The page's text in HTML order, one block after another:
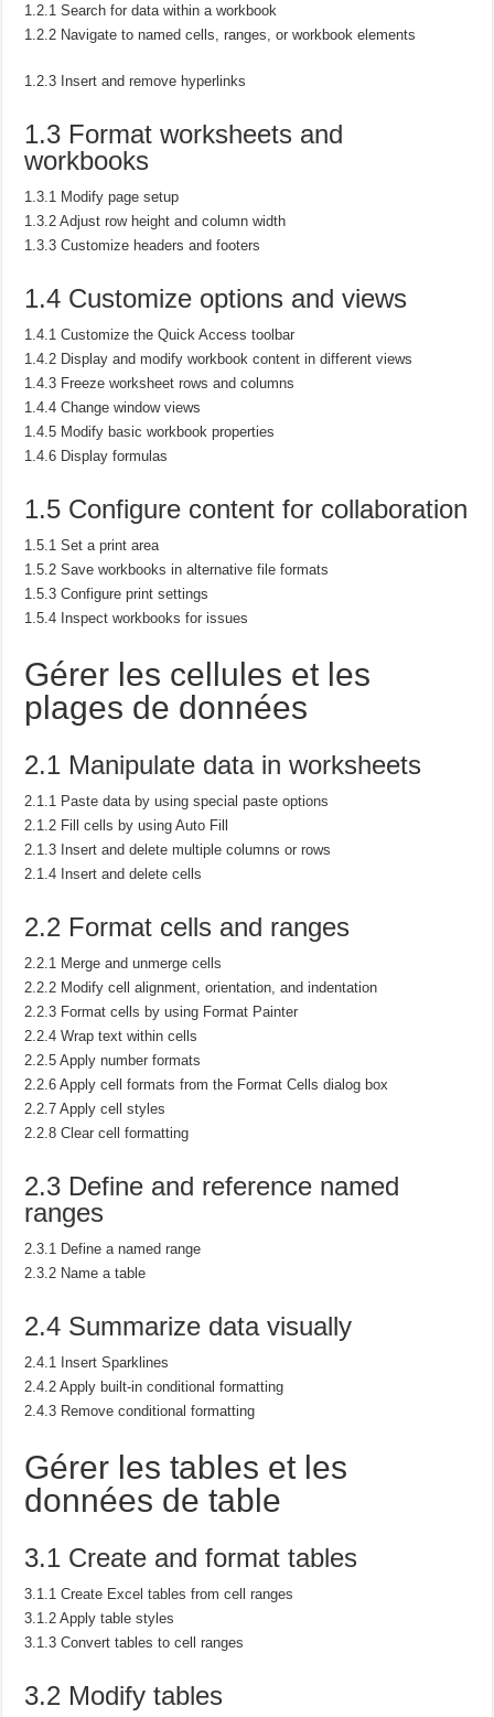
1.2.1 Search for data within a workbook
1.2.2 Navigate to named cells, ranges, or workbook elements
1.2.3 Insert and remove hyperlinks
1.3 Format worksheets and
workbooks
1.3.1 Modify page setup
1.3.2 Adjust row height and column width
1.3.3 Customize headers and footers
1.4 Customize options and views
1.4.1 Customize the Quick Access toolbar
1.4.2 Display and modify workbook content in different views
1.4.3 Freeze worksheet rows and columns
1.4.4 Change window views
1.4.5 Modify basic workbook properties
1.4.6 Display formulas
1.5 Configure content for collaboration
1.5.1 Set a print area
1.5.2 Save workbooks in alternative file formats
1.5.3 Configure print settings
1.5.4 Inspect workbooks for issues
Gérer les cellules et les
plages de données
2.1 Manipulate data in worksheets
2.1.1 Paste data by using special paste options
2.1.2 Fill cells by using Auto Fill
2.1.3 Insert and delete multiple columns or rows
2.1.4 Insert and delete cells
2.2 Format cells and ranges
2.2.1 Merge and unmerge cells
2.2.2 Modify cell alignment, orientation, and indentation
2.2.3 Format cells by using Format Painter
2.2.4 Wrap text within cells
2.2.5 Apply number formats
2.2.6 Apply cell formats from the Format Cells dialog box
2.2.7 Apply cell styles
2.2.8 Clear cell formatting
2.3 Define and reference named
ranges
2.3.1 Define a named range
2.3.2 Name a table
2.4 Summarize data visually
2.4.1 Insert Sparklines
2.4.2 Apply built-in conditional formatting
2.4.3 Remove conditional formatting
Gérer les tables et les
données de table
3.1 Create and format tables
3.1.1 Create Excel tables from cell ranges
3.1.2 Apply table styles
3.1.3 Convert tables to cell ranges
3.2 Modify tables